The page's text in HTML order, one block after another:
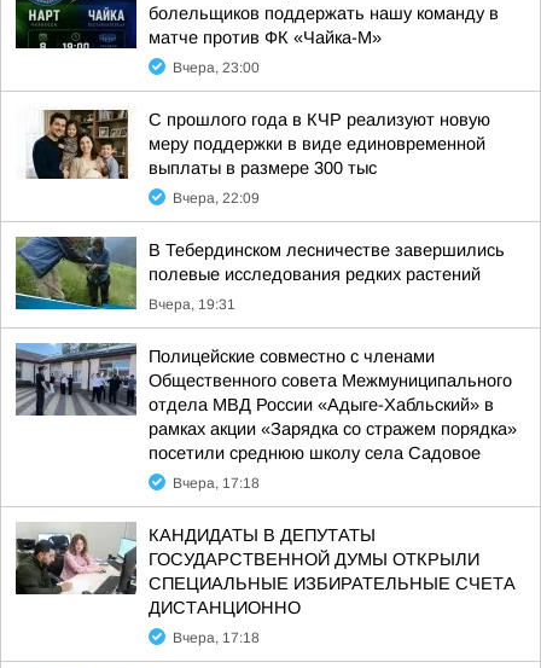
болельщиков поддержать нашу команду в
матче против ФК «Чайка-М»
Вчера, 23:00
С прошлого года в КЧР реализуют новую
меру поддержки в виде единовременной
выплаты в размере 300 тыс
Вчера, 22:09
В Тебердинском лесничестве завершились
полевые исследования редких растений
Вчера, 19:31
Полицейские совместно с членами
Общественного совета Межмуниципального
отдела МВД России «Адыге-Хабльский» в
рамках акции «Зарядка со стражем порядка»
посетили среднюю школу села Садовое
Вчера, 17:18
КАНДИДАТЫ В ДЕПУТАТЫ
ГОСУДАРСТВЕННОЙ ДУМЫ ОТКРЫЛИ
СПЕЦИАЛЬНЫЕ ИЗБИРАТЕЛЬНЫЕ СЧЕТА
ДИСТАНЦИОННО
Вчера, 17:18